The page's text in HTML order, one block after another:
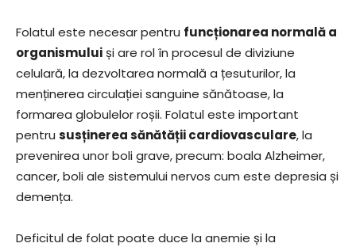
Folatul este necesar pentru funcționarea normală a
organismuluiși are rol în procesul de diviziune
celulară, la dezvoltarea normală a țesuturilor, la
menținerea circulației sanguine sănătoase, la
formarea globulelor roșii. Folatul este important
pentru susținerea sănătății cardiovasculare, la
prevenirea unor boli grave, precum: boala Alzheimer,
cancer, boli ale sistemului nervos cum este depresia și
demența.
Deficitul de folat poate duce la anemie și la